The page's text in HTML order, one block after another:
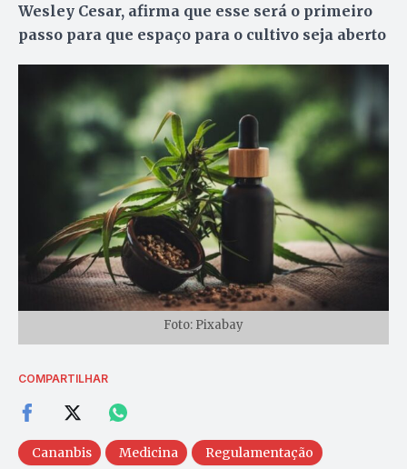
Wesley Cesar, afirma que esse será o primeiro
passo para que espaço para o cultivo seja aberto
Foto: Pixabay
COMPARTILHAR
Cananbis Medicina Regulamentação